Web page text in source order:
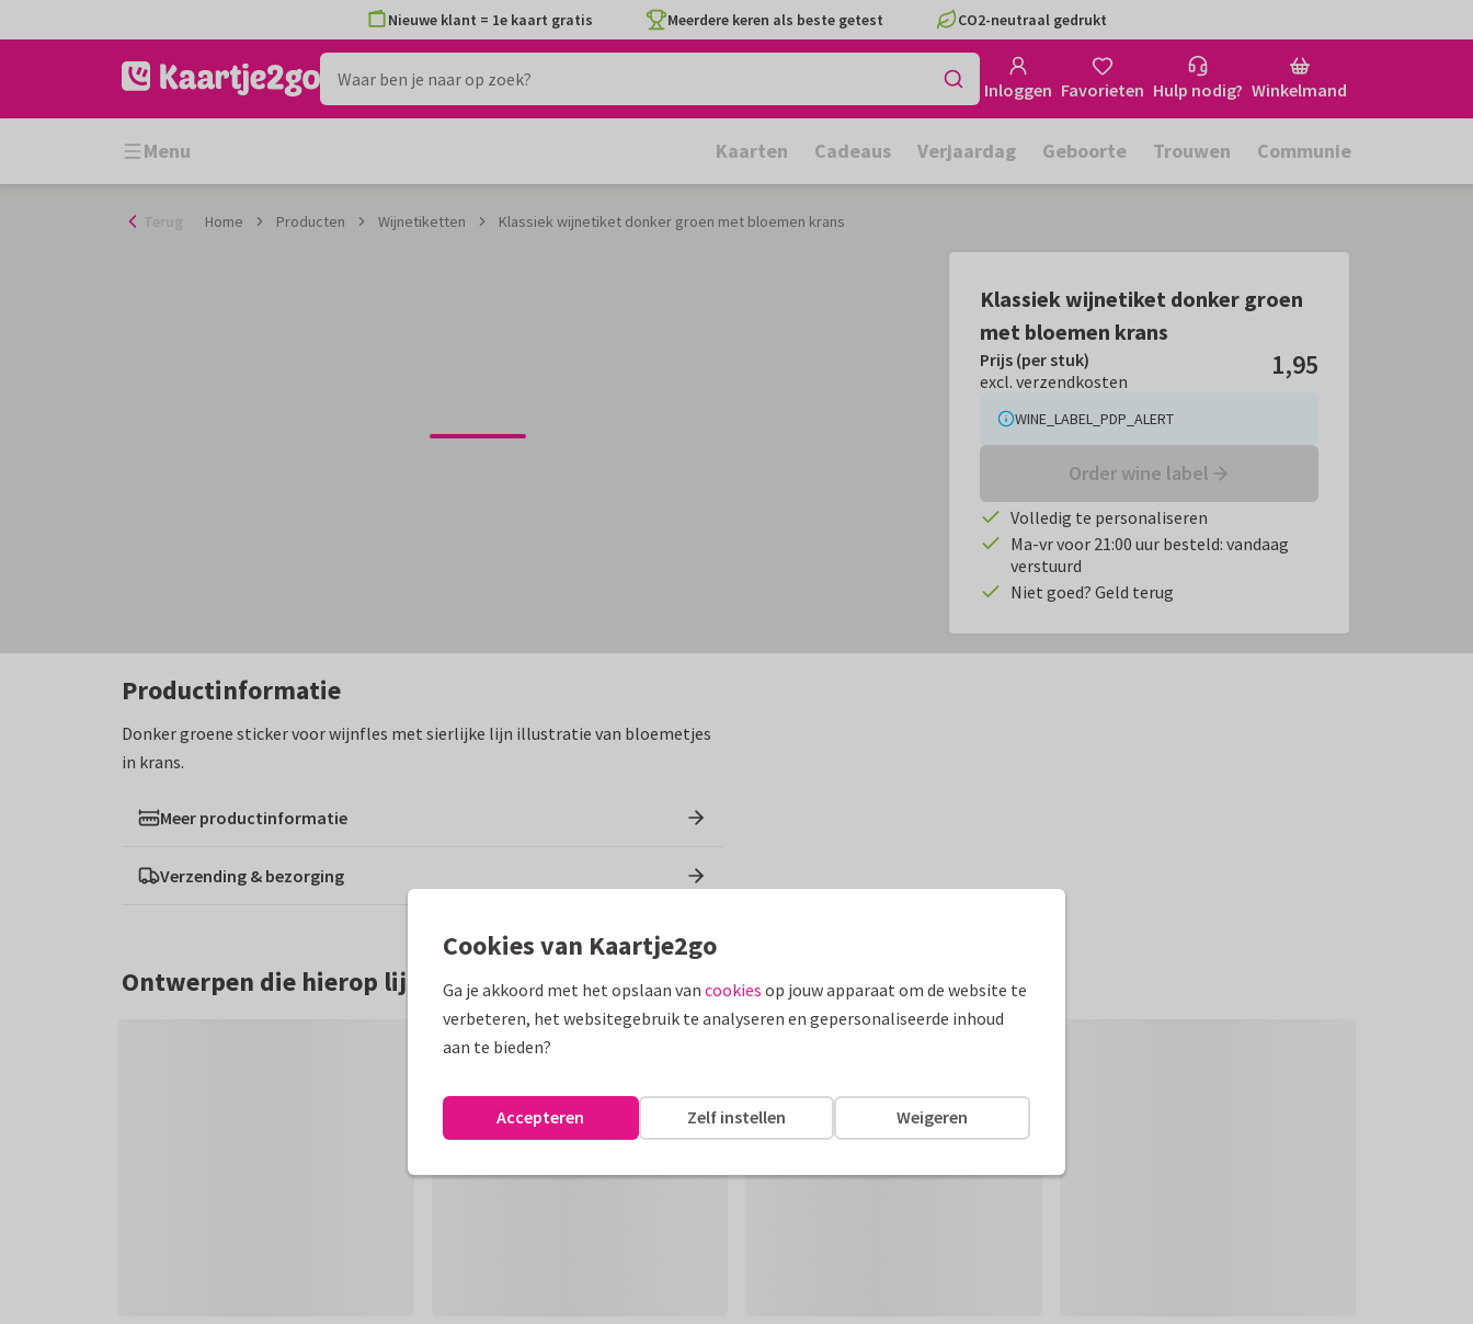
naar
Nieuwe klant = 1e kaart gratis Meerdere keren als beste getest CO2-neutraal gedrukt
Inloggen Favorieten Hulp nodig? Winkelmand
Menu Kaarten Cadeaus Verjaardag Geboorte Trouwen Communie
Terug Home Producten Wijnetiketten Klassiek wijnetiket donker groen met bloemen krans
Klassiek wijnetiket donker groen
met bloemen krans
Prijs (per stuk): excl. verzendkosten
Prijs (per stuk)
excl. verzendkosten
1,95
WINE_LABEL_PDP_ALERT
Order wine label
Volledig te personaliseren
Ma-vr voor 21:00 uur besteld: vandaag
verstuurd
Niet goed? Geld terug
Productinformatie
Donker groene sticker voor wijnfles met sierlijke lijn illustratie van bloemetjes
in krans.
Meer productinformatie
Verzending & bezorging
Ontwerpen die hierop lijken
Cookies van Kaartje2go
Ga je akkoord met het opslaan van cookies op jouw apparaat om de website te
verbeteren, het websitegebruik te analyseren en gepersonaliseerde inhoud
aan te bieden?
Weigeren
Zelf instellen
Accepteren